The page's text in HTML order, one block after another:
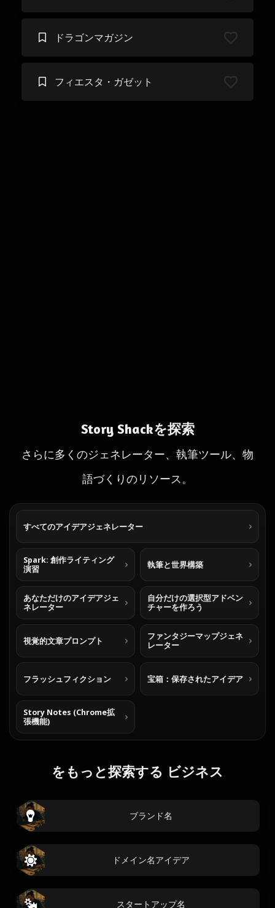
ドラゴンマガジン
フィエスタ・ガゼット
Story Shackを探索
さらに多くのジェネレーター、執筆ツール、物
語づくりのリソース。
すべてのアイデアジェネレーター
Spark: 創作ライティング
演習
執筆と世界構築
あなただけのアイデアジェ
ネレーター
自分だけの選択型アドベン
チャーを作ろう
視覚的文章プロンプト
ファンタジーマップジェネ
レーター
フラッシュフィクション 宝箱：保存されたアイデア
Story Notes (Chrome拡
張機能)
をもっと探索する ビジネス
ブランド名
ドメイン名アイデア
スタートアップ名